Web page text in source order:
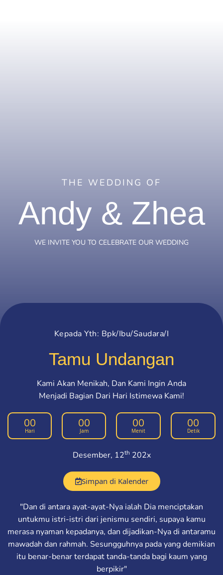
THE WEDDING OF
Andy & Zhea
WE INVITE YOU TO CELEBRATE OUR WEDDING
Kepada Yth: Bpk/Ibu/Saudara/I
Tamu Undangan
Kami Akan Menikah, Dan Kami Ingin Anda
Menjadi Bagian Dari Hari Istimewa Kami!
00
Hari
00
Jam
00
Menit
00
Detik
Desember, 12th 202x
Simpan di Kalender
"Dan di antara ayat-ayat-Nya ialah Dia menciptakan
untukmu istri-istri dari jenismu sendiri, supaya kamu
merasa nyaman kepadanya, dan dijadikan-Nya di antaramu
mawadah dan rahmah. Sesungguhnya pada yang demikian
itu benar-benar terdapat tanda-tanda bagi kaum yang
berpikir"